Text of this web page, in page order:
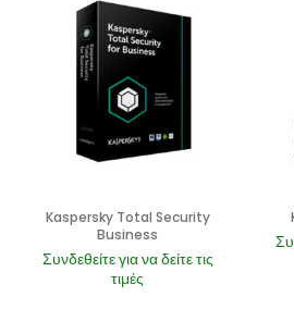
Kaspersky Total Security
Business
Συνδεθείτε για να δείτε τις
τιμές